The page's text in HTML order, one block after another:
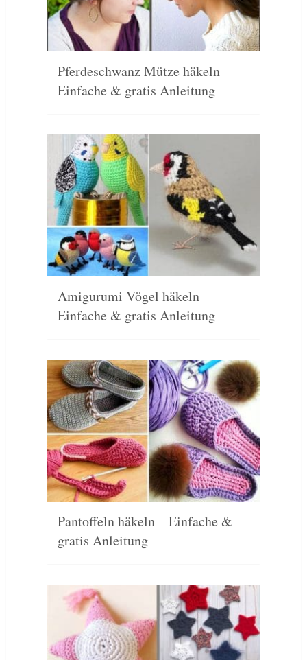
Pferdeschwanz Mütze häkeln –
Einfache & gratis Anleitung
Amigurumi Vögel häkeln –
Einfache & gratis Anleitung
Pantoffeln häkeln – Einfache &
gratis Anleitung